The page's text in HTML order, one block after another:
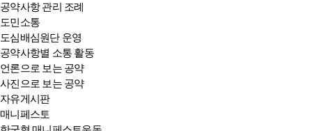
공약사항 관리 조례
도민소통
도심배심원단 운영
공약사항별 소통 활동
언론으로 보는 공약
사진으로 보는 공약
자유게시판
매니페스토